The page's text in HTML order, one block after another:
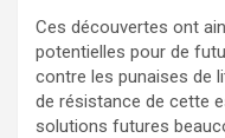
Ces découvertes ont
potentielles pour de
contre les punaises de
de résistance de cette
solutions futures